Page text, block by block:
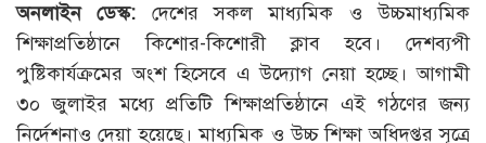
অনলাইন ডেস্ক: দেশের সকল মাধ্যমিক ও উচ্চমাধ্যমিক
শিক্ষাপ্রতিষ্ঠানে কিশোর-কিশোরী ক্লাব হবে। দেশব্যপী
পুষ্টিকার্যক্রমের অংশ হিসেবে এ উদ্যোগ নেয়া হচ্ছে। আগামী
৩০ জুলাইর মধ্যে প্রতিটি শিক্ষাপ্রতিষ্ঠানে এই গঠণের জন্য
নির্দেশনাও দেয়া হয়েছে। মাধ্যমিক ও উচ্চ শিক্ষা অধিদপ্তর সূত্রে